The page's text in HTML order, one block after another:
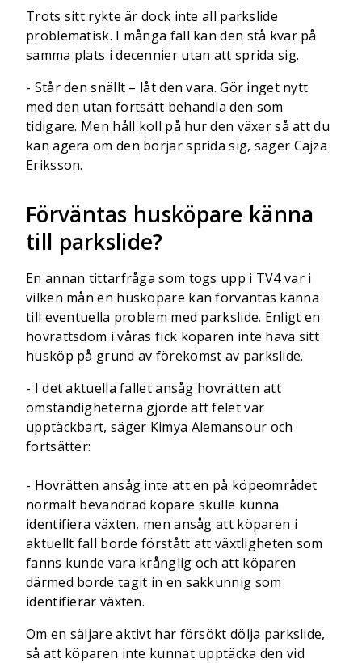
Trots sitt rykte är dock inte all parkslide
problematisk. I många fall kan den stå kvar på
samma plats i decennier utan att sprida sig.
- Står den snällt – låt den vara. Gör inget nytt
med den utan fortsätt behandla den som
tidigare. Men håll koll på hur den växer så att du
kan agera om den börjar sprida sig, säger Cajza
Eriksson.
Förväntas husköpare känna
till parkslide?
En annan tittarfråga som togs upp i TV4 var i
vilken mån en husköpare kan förväntas känna
till eventuella problem med parkslide. Enligt en
hovrättsdom i våras fick köparen inte häva sitt
husköp på grund av förekomst av parkslide.
- I det aktuella fallet ansåg hovrätten att
omständigheterna gjorde att felet var
upptäckbart, säger Kimya Alemansour och
fortsätter:
- Hovrätten ansåg inte att en på köpeområdet
normalt bevandrad köpare skulle kunna
identifiera växten, men ansåg att köparen i
aktuellt fall borde förstått att växtligheten som
fanns kunde vara krånglig och att köparen
därmed borde tagit in en sakkunnig som
identifierar växten.
Om en säljare aktivt har försökt dölja parkslide,
så att köparen inte kunnat upptäcka den vid